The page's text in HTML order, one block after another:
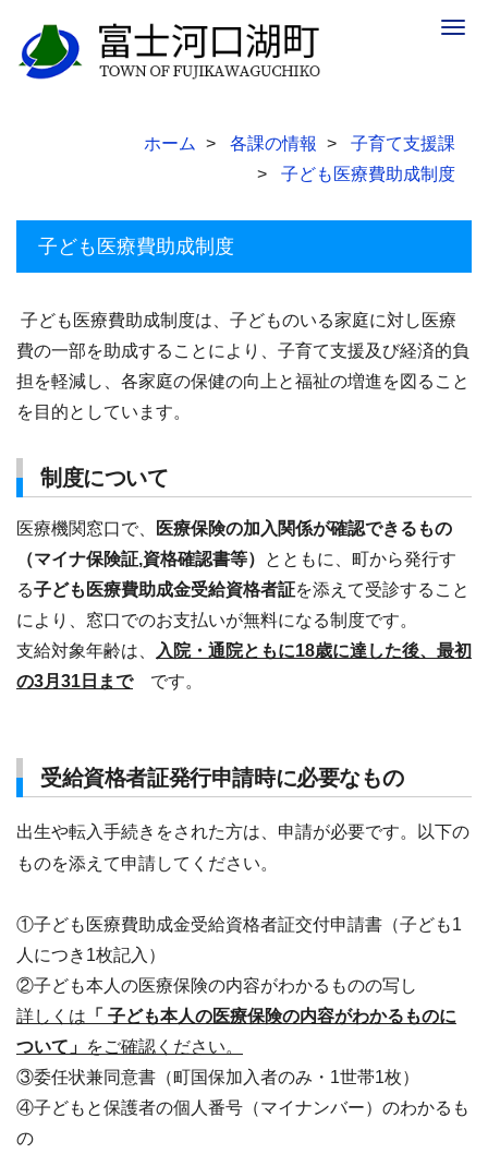
ホーム 各課の情報
子育て支援課
子ども医療費助成制度
子ども医療費助成制度
子ども医療費助成制度は、子どものいる家庭に対し医療
費の一部を助成することにより、子育て支援及び経済的負
担を軽減し、各家庭の保健の向上と福祉の増進を図ること
を目的としています。
制度について
医療機関窓口で、
医療保険の加入関係が確認できるもの
（マイナ保険証,資格確認書等）
とともに、町から発行す
る子ども医療費助成金受給資格者証を添えて受診すること
により、窓口でのお支払いが無料になる制度です。
支給対象年齢は、
入院・通院ともに18歳に達した後、最初
の3月31日までです。
受給資格者証発行申請時に必要なもの
出生や転入手続きをされた方は、申請が必要です。以下の
ものを添えて申請してください。
①子ども医療費助成金受給資格者証交付申請書（子ども1
人につき1枚記入）
②子ども本人の医療保険の内容がわかるものの写し
詳しくは 「 子ども本人の医療保険の内容がわかるものに
ついて」 をご確認ください。
③委任状兼同意書（町国保加入者のみ・1世帯1枚）
④子どもと保護者の個人番号（マイナンバー）のわかるも
の